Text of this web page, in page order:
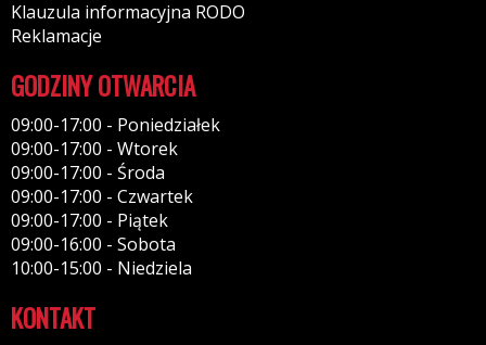
Klauzula informacyjna RODO
Reklamacje
GODZINY OTWARCIA
09:00-17:00 - Poniedziałek
09:00-17:00 - Wtorek
09:00-17:00 - Środa
09:00-17:00 - Czwartek
09:00-17:00 - Piątek
09:00-16:00 - Sobota
10:00-15:00 - Niedziela
KONTAKT